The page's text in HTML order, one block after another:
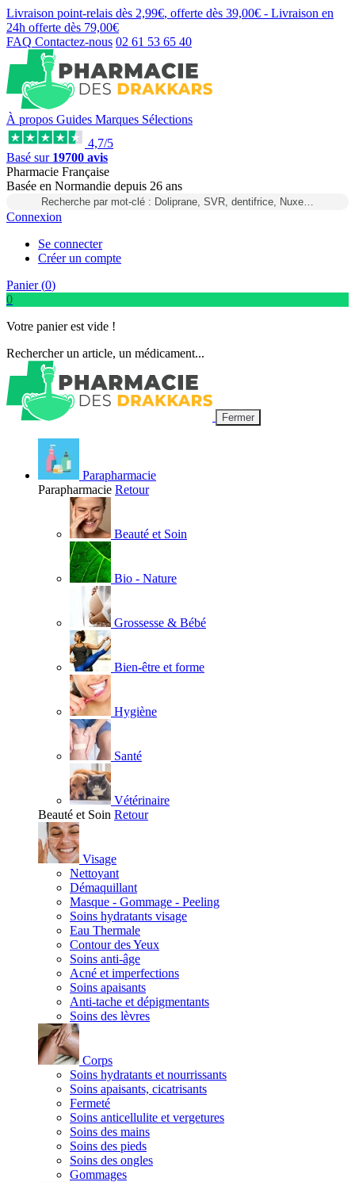
Livraison point-relais dès 2,99€, offerte dès 39,00€ - Livraison en
24h offerte dès 79,00€
FAQ Contactez-nous 02 61 53 65 40
À propos Guides Marques Sélections
4,7/5
Basé sur 19700 avis
Pharmacie Française
Basée en Normandie depuis 26 ans
Recherche par mot-clé : Doliprane, SVR, dentifrice, Nuxe…
Connexion
Se connecter
Créer un compte
Panier (0)
0
Votre panier est vide !
Rechercher un article, un médicament...
Fermer
Parapharmacie
Parapharmacie Retour
Beauté et Soin
Bio - Nature
Grossesse & Bébé
Bien-être et forme
Hygiène
Santé
Vétérinaire
Beauté et Soin Retour
Visage
Nettoyant
Démaquillant
Masque - Gommage - Peeling
Soins hydratants visage
Eau Thermale
Contour des Yeux
Soins anti-âge
Acné et imperfections
Soins apaisants
Anti-tache et dépigmentants
Soins des lèvres
Corps
Soins hydratants et nourrissants
Soins apaisants, cicatrisants
Fermeté
Soins anticellulite et vergetures
Soins des mains
Soins des pieds
Soins des ongles
Gommages